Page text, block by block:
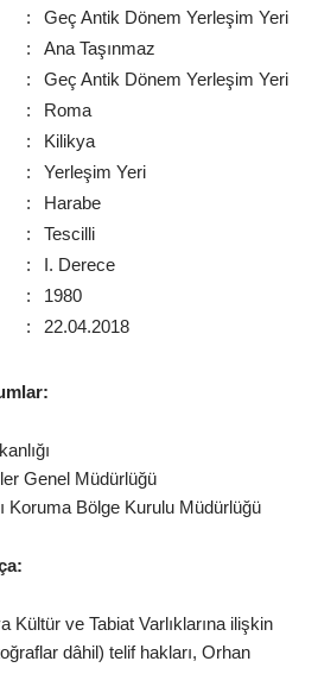
:
Geç Antik Dönem Yerleşim Yeri
:
Ana Taşınmaz
:
Geç Antik Dönem Yerleşim Yeri
:
Roma
:
Kilikya
:
Yerleşim Yeri
:
Harabe
:
Tescilli
:
I. Derece
:
1980
: 22.04.2018
Genel Müdürlüğü
Koruma Bölge Kurulu Müdürlüğü
Kültür ve Tabiat Varlıklarına ilişkin
dâhil) telif hakları, Orhan